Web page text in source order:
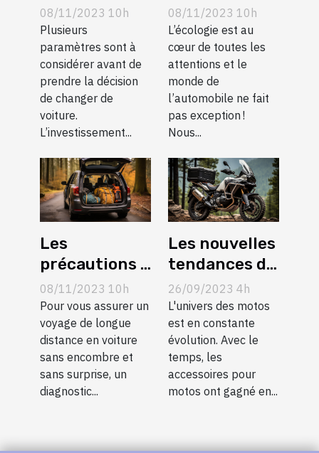
changer de
véhicule ?
08/11/2023 10h
Plusieurs
paramètres sont à
considérer avant de
prendre la décision
de changer de
voiture.
L’investissement...
voiture moins
polluante ?
08/11/2023 10h
L’écologie est au
cœur de toutes les
attentions et le
monde de
l’automobile ne fait
pas exception !
Nous...
Les
précautions à
prendre pour
un long trajet
en voiture ?
08/11/2023 10h
Pour vous assurer un
voyage de longue
distance en voiture
sans encombre et
sans surprise, un
diagnostic...
Les nouvelles
tendances de
l'industrie
des
accessoires
pour moto
26/09/2023 4h
L'univers des motos
est en constante
évolution. Avec le
temps, les
accessoires pour
motos ont gagné en...